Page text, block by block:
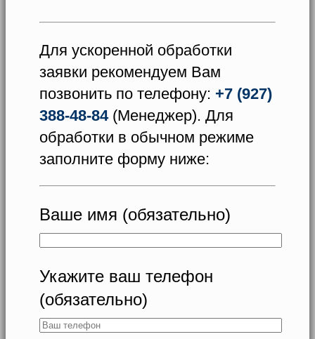
Для ускоренной обработки
заявки рекомендуем Вам
позвонить по телефону: +7 (927)
388-48-84 (Менеджер). Для
обработки в обычном режиме
заполните форму ниже:
Ваше имя (обязательно)
Укажите ваш телефон
(обязательно)